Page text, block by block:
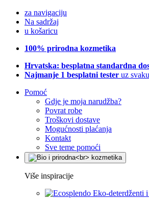
za navigaciju
Na sadržaj
u košaricu
100% prirodna kozmetika
Hrvatska: besplatna standardna
Najmanje 1 besplatni tester uz
Pomoć
Gdje je moja narudžba?
Povrat robe
Troškovi dostave
Mogućnosti plaćanja
Kontakt
Sve teme pomoći
Više inspiracije
Eko-deterdženti